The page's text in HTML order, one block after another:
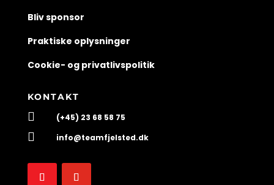
Bliv sponsor
Praktiske oplysninger
Cookie- og privatlivspolitik
KONTAKT
 (+45) 23 68 58 75
 info@teamfjelsted.dk